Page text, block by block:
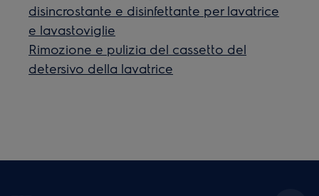
disincrostante e disinfettante per lavatrice
e lavastoviglie
Rimozione e pulizia del cassetto del
detersivo della lavatrice